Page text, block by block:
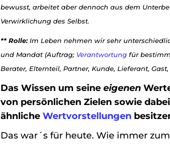
bewusst, arbeitet aber dennoch aus dem
Verwirklichung des Selbst.
** Rolle: Im Leben nehmen wir sehr
und Mandat (Auftrag; Verantwortung für
Berater, Elternteil, Partner, Kunde, Lieferant, Gast,
Das Wissen um seine eigenen
von persönlichen Zielen sowie
ähnliche Wertvorstellungen
Das war´s für heute. Wie immer